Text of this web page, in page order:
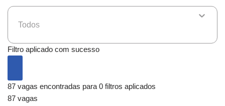
Todos
Filtro aplicado com sucesso
87 vagas encontradas para 0 filtros aplicados
87 vagas